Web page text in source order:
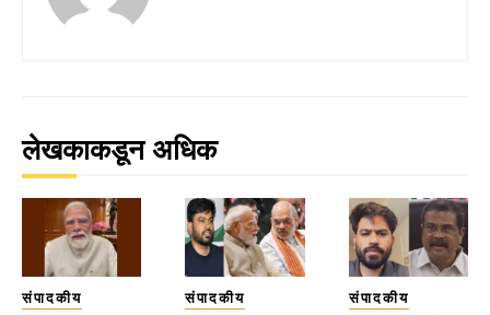
लेखकाकडून अधिक
संपादकीय संपादकीय संपादकीय